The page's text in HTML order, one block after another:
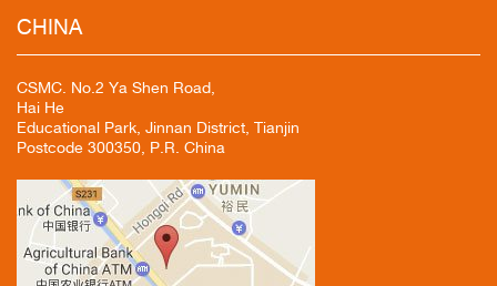
CHINA
CSMC. No.2 Ya Shen Road,
Hai He
Educational Park, Jinnan District, Tianjin
Postcode 300350, P.R. China